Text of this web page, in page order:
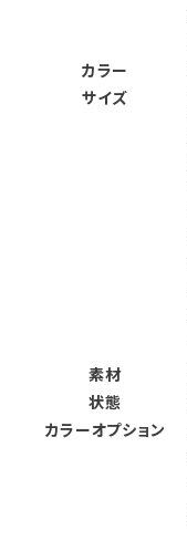
カラー
サイズ
素材
状態
カラーオプション